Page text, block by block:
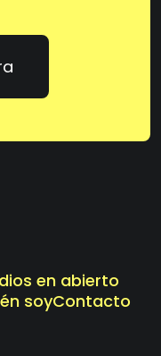
en abierto
soyContacto